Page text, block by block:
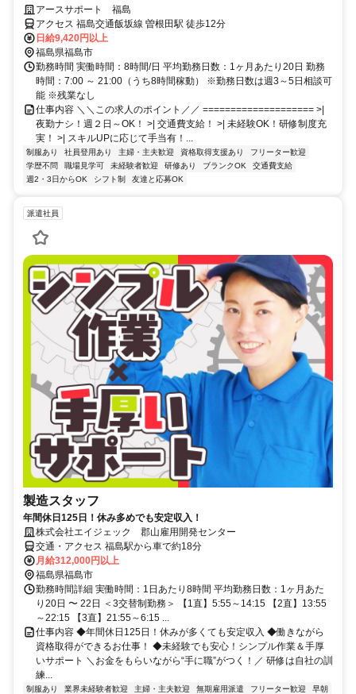
☆ アースサポート 福島
アクセス 福島交通飯坂線 曽根田駅 徒歩12分
日給9,420円以上
福島県福島市
勤務時間 実働時間：8時間/日 平均勤務日数：1ヶ月あたり20日 勤務
時間：7:00 ～ 21:00（うち8時間稼動） ※勤務日数は週3～5日相談可
能 ※残業なし
仕事内容 ＼＼この求人のポイント／／ ==================== >|
夜勤ナシ！週２日～OK！ >| 交通費支給！ >| 未経験OK！研修制度充
実！ >| スキルUPに応じて手当有！...
制服あり 社員登用あり 主婦・主夫歓迎 資格取得支援あり
フリーター歓迎
学歴不問
職場見学可 未経験者歓迎 研修あり ブランクOK
交通費支給
週2・3日からOK
シフト制 友達と応募OK
派遣社員
製造スタッフ
年間休日125日！休み多めでも安定収入！
株式会社エイジェック 郡山雇用開発センター
交通・アクセス 福島駅から車で約18分
月給312,000円以上
福島県福島市
勤務時間詳細 実働時間：1日あたり8時間 平均勤務日数：1ヶ月あた
り20日 〜 22日 ＜3交替制勤務＞ 【1直】5:55～14:15 【2直】13:55
～22:15 【3直】21:55～6:15 ...
仕事内容 ◆年間休日125日！休みが多くても安定収入 ◆働きながら
資格取得ができるお仕事！ ◆未経験でも安心！シンプル作業＆手厚
いサポート ＼お金をもらいながら“手に職”がつく！／ 研修は自社の訓
練...
制服あり 業界未経験者歓迎 主婦・主夫歓迎 無期雇用派遣 フリーター歓迎
早朝